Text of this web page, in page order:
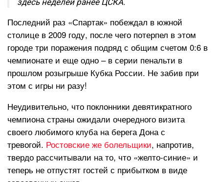
Последний раз «Спартак» побеждал в южной
столице в 2009 году, после чего потерпел в этом
городе три поражения подряд с общим счетом 0:6 в
чемпионате и еще одно – в серии пенальти в
прошлом розыгрыше Кубка России. Не забив при
этом с игры ни разу!
Неудивительно, что поклонники девятикратного
чемпиона страны ожидали очередного визита
своего любимого клуба на берега Дона с
тревогой. Ростовские же болельщики, напротив,
твердо рассчитывали на то, что «желто-синие» и
теперь не отпустят гостей с прибытком в виде